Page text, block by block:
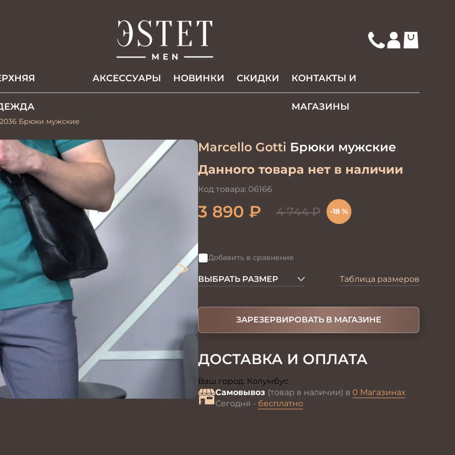
АКCЕССУАРЫ НОВИНКИ СКИДКИ КОНТАКТЫ И
МАГАЗИНЫ
2036 Брюки мужские
>
Marcello Gotti Брюки мужские
Данного товара нет в наличии
Код товара: 06166
3 890 ₽ 4 744₽ -18 %
Добавить в сравнение
ВЫБРАТЬ РАЗМЕР Таблица размеров
ЗАРЕЗЕРВИРОВАТЬ В МАГАЗИНЕ
ДОСТАВКА И ОПЛАТА
Ваш город: Колумбус
Самовывоз (товар в наличии) в 0 Магазинах
Сегодня - бесплатно